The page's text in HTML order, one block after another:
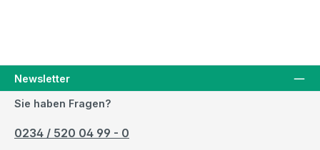
Newsletter
Sie haben Fragen?
0234 / 520 04 99 - 0